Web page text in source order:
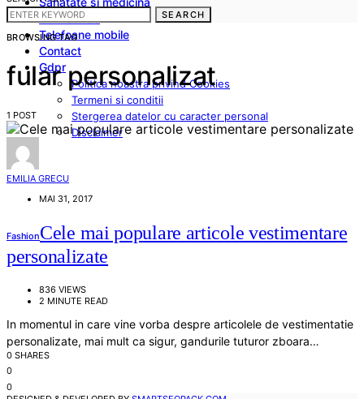
Cum sa fac
Telefoane mobile
Contact
Gdpr
Politica noastra privind Cookies
Termeni si conditii
Stergerea datelor cu caracter personal
Disclaimer
SEARCH
BROWSING TAG
fular personalizat
1 POST
EMILIA GRECU
MAI 31, 2017
FashionCele mai populare articole vestimentare
personalizate
836 VIEWS
2 MINUTE READ
In momentul in care vine vorba despre articolele de vestimentatie
personalizate, mai mult ca sigur, gandurile tuturor zboara…
0 SHARES
0
0